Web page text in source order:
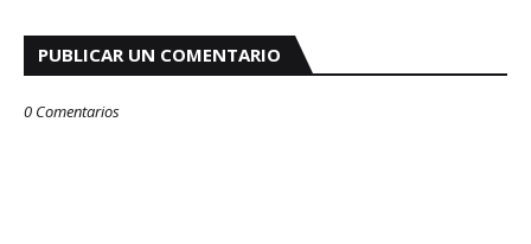
PUBLICAR UN COMENTARIO
0 Comentarios